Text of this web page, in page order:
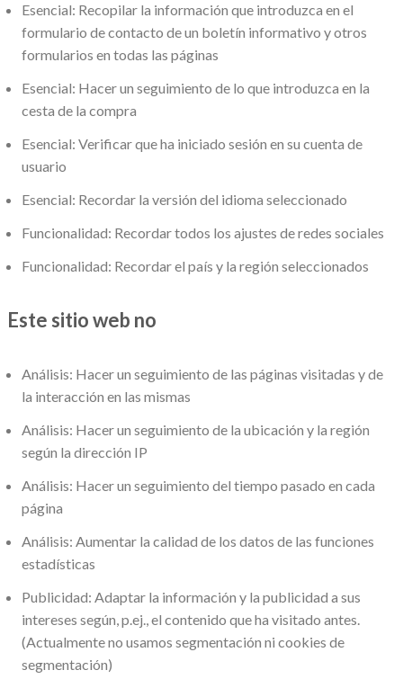
Esencial: Recopilar la información que introduzca en el
formulario de contacto de un boletín informativo y otros
formularios en todas las páginas
Esencial: Hacer un seguimiento de lo que introduzca en la
cesta de la compra
Esencial: Verificar que ha iniciado sesión en su cuenta de
usuario
Esencial: Recordar la versión del idioma seleccionado
Funcionalidad: Recordar todos los ajustes de redes sociales
Funcionalidad: Recordar el país y la región seleccionados
Este sitio web no
Análisis: Hacer un seguimiento de las páginas visitadas y de
la interacción en las mismas
Análisis: Hacer un seguimiento de la ubicación y la región
según la dirección IP
Análisis: Hacer un seguimiento del tiempo pasado en cada
página
Análisis: Aumentar la calidad de los datos de las funciones
estadísticas
Publicidad: Adaptar la información y la publicidad a sus
intereses según, p.ej., el contenido que ha visitado antes.
(Actualmente no usamos segmentación ni cookies de
segmentación)